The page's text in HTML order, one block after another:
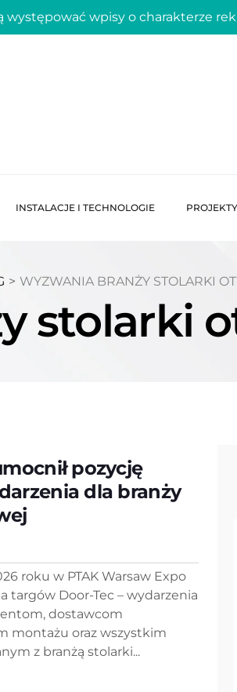
wpisy o charakterze
INSTALACJE I TECHNOLOGIE
> WYZWANIA BRANŻY STOLARKI
stolarki
pozycję
dla branży
roku w PTAK Warsaw Expo
targów Door-Tec – wydarzenia
dostawcom
montażu oraz wszystkim
z branżą stolarki...